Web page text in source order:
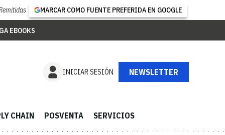
MARCAR COMO FUENTE PREFERIDA EN GOOGLE
EBOOKS
INICIAR SESIÓN NEWSLETTER
CHAIN POSVENTA SERVICIOS